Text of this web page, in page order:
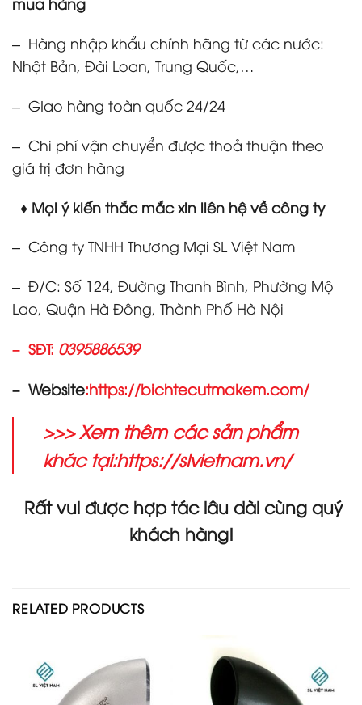
– Hàng nhập khẩu chính hãng từ các nước:
Nhật Bản, Đài Loan, Trung Quốc,…
– GIao hàng toàn quốc 24/24
– Chi phí vận chuyển được thoả thuận theo
giá trị đơn hàng
♦ Mọi ý kiến thắc mắc xin liên hệ về công ty
– Công ty TNHH Thương Mại SL Việt Nam
– Đ/C: Số 124, Đường Thanh Bình, Phường Mộ
Lao, Quận Hà Đông, Thành Phố Hà Nội
– SĐT: 0395886539
– Website:https://bichtecutmakem.com/
>>> Xem thêm các sản phẩm
khác tại:https://slvietnam.vn/
Rất vui được hợp tác lâu dài cùng quý
khách hàng!
RELATED PRODUCTS